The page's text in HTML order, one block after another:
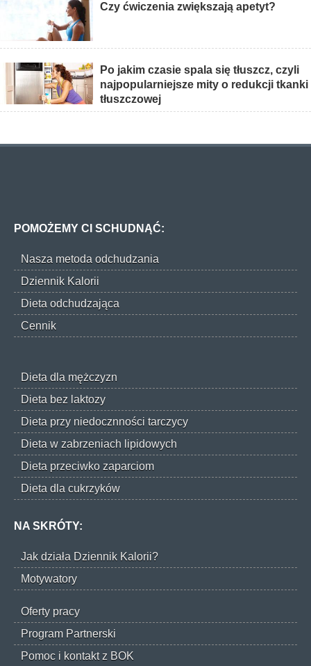
Czy ćwiczenia zwiększają apetyt?
Po jakim czasie spala się tłuszcz, czyli
najpopularniejsze mity o redukcji tkanki
tłuszczowej
POMOŻEMY CI SCHUDNĄĆ:
Nasza metoda odchudzania
Dziennik Kalorii
Dieta odchudzająca
Cennik
Dieta dla mężczyzn
Dieta bez laktozy
Dieta przy niedocznności tarczycy
Dieta w zabrzeniach lipidowych
Dieta przeciwko zaparciom
Dieta dla cukrzyków
NA SKRÓTY:
Jak działa Dziennik Kalorii?
Motywatory
Oferty pracy
Program Partnerski
Pomoc i kontakt z BOK